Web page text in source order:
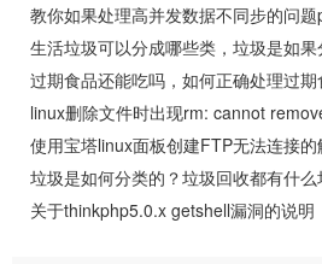
教你如果处理高并发数据不同步的问
生活垃圾可以分成哪些类，垃圾是如果
过期食品还能吃吗，如何正确处理过期
关于thinkphp5.0.x getshell漏洞的说明